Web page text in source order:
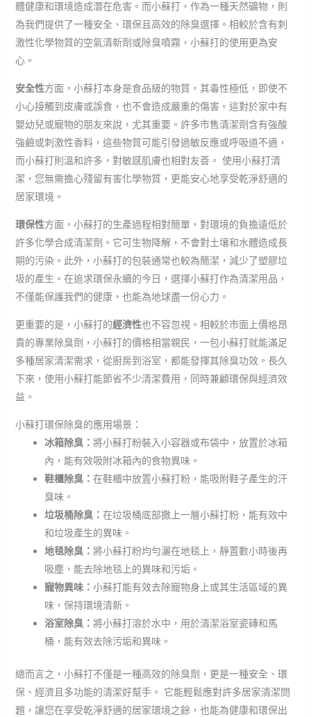
體健康和環境造成潛在危害。而小蘇打，作為一種天然礦物，則
為我們提供了一種安全、環保且高效的除臭選擇。相較於含有刺
激性化學物質的空氣清新劑或除臭噴霧，小蘇打的使用更為安
心。
安全性方面，小蘇打本身是食品級的物質，其毒性極低，即使不
小心接觸到皮膚或誤食，也不會造成嚴重的傷害。這對於家中有
嬰幼兒或寵物的朋友來說，尤其重要。許多市售清潔劑含有強酸
強鹼或刺激性香料，這些物質可能引發過敏反應或呼吸道不適，
而小蘇打則溫和許多，對敏感肌膚也相對友善。 使用小蘇打清
潔，您無需擔心殘留有害化學物質，更能安心地享受乾淨舒適的
居家環境。
環保性方面，小蘇打的生產過程相對簡單，對環境的負擔遠低於
許多化學合成清潔劑。它可生物降解，不會對土壤和水體造成長
期的污染。此外，小蘇打的包裝通常也較為簡潔，減少了塑膠垃
圾的產生。在追求環保永續的今日，選擇小蘇打作為清潔用品，
不僅能保護我們的健康，也能為地球盡一份心力。
更重要的是，小蘇打的經濟性也不容忽視。相較於市面上價格昂
貴的專業除臭劑，小蘇打的價格相當親民，一包小蘇打就能滿足
多種居家清潔需求，從廚房到浴室，都能發揮其除臭功效。長久
下來，使用小蘇打能節省不少清潔費用，同時兼顧環保與經濟效
益。
小蘇打環保除臭的應用場景：
冰箱除臭： 將小蘇打粉裝入小容器或布袋中，放置於冰箱
內，能有效吸附冰箱內的食物異味。
鞋櫃除臭： 在鞋櫃中放置小蘇打粉，能吸附鞋子產生的汗
臭味。
垃圾桶除臭： 在垃圾桶底部撒上一層小蘇打粉，能有效中
和垃圾產生的異味。
地毯除臭： 將小蘇打粉均勻灑在地毯上，靜置數小時後再
吸塵，能去除地毯上的異味和污垢。
寵物異味： 小蘇打能有效去除寵物身上或其生活區域的異
味，保持環境清新。
浴室除臭： 將小蘇打溶於水中，用於清潔浴室瓷磚和馬
桶，能有效去除污垢和異味。
總而言之，小蘇打不僅是一種高效的除臭劑，更是一種安全、環
保、經濟且多功能的清潔好幫手。 它能輕鬆應對許多居家清潔問
題，讓您在享受乾淨舒適的居家環境之餘，也能為健康和環保出